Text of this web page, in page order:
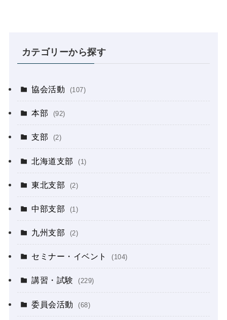
カテゴリーから探す
協会活動 (107)
本部 (92)
支部 (2)
北海道支部 (1)
東北支部 (2)
中部支部 (1)
九州支部 (2)
セミナー・イベント (104)
講習・試験 (229)
委員会活動 (68)